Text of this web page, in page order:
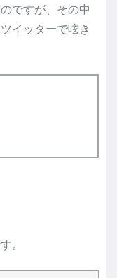
ですが、その中
イッターで呟き
。